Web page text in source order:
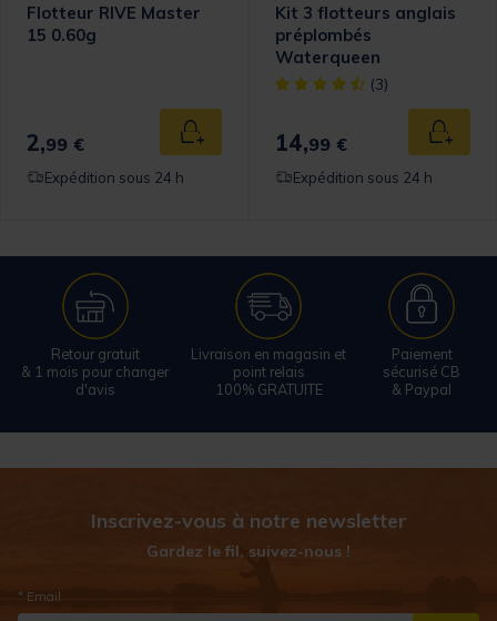
Flotteur RIVE Master
15 0.60g
2,99 € Ajouter au panier
Expédition sous 24 h
Kit 3 flotteurs anglais
préplombés
Waterqueen
[object Object] out of 5
(3)
14,99 €
Expédition sous 24 h
Retour gratuit
& 1 mois pour changer
d'avis
Livraison en magasin et
point relais
100% GRATUITE
Paiement
sécurisé CB
& Paypal
Inscrivez-vous à notre newsletter
Gardez le fil, suivez-nous !
* Email